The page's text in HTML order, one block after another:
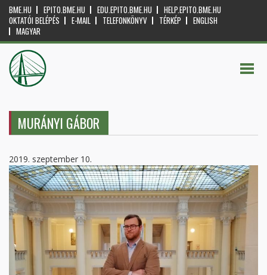
BME.HU EPITO.BME.HU EDU.EPITO.BME.HU
HELP.EPITO.BME.HU
OKTATÓI BELÉPÉS
E-MAIL TELEFONKÖNYV TÉRKÉP
ENGLISH
MAGYAR
MURÁNYI GÁBOR
2019. szeptember 10.